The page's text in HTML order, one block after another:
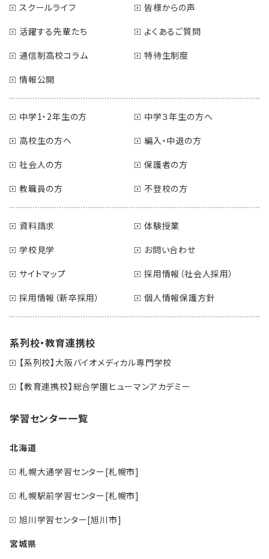
スクールライフ
皆様からの声
活躍する先輩たち
よくあるご質問
通信制高校コラム
特待生制度
情報公開
中学1・2年生の方
中学３年生の方へ
高校生の方へ
編入・中退の方
社会人の方
保護者の方
教職員の方
不登校の方
資料請求
体験授業
学校見学
お問い合わせ
サイトマップ
採用情報（社会人採用）
採用情報（新卒採用）
個人情報保護方針
系列校・教育連携校
【系列校】大阪バイオメディカル専門学校
【教育連携校】総合学園ヒューマンアカデミー
学習センター一覧
北海道
札幌大通学習センター[札幌市]
札幌駅前学習センター[札幌市]
旭川学習センター[旭川市]
宮城県